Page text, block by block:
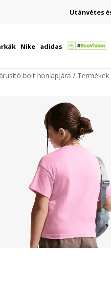
Utánvétes
Nike adidas
bolt honlapjára Termékek